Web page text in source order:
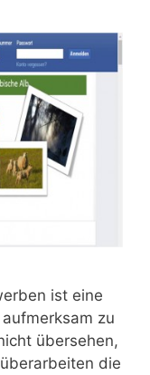
ist eine
zu
übersehen,
die